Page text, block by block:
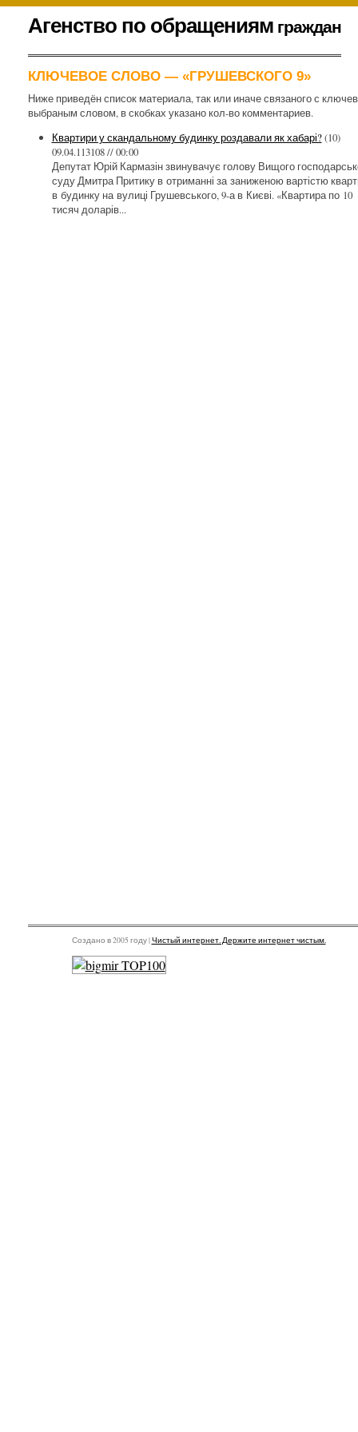
К
содержимому .
Агенство по обращениямграждан
КЛЮЧЕВОЕ СЛОВО — «ГРУШЕВСКОГО 9»
Ниже приведён список материала, так или иначе связаного с
выбраным словом, в скобках указано кол-во комментариев.
Квартири у скандальному будинку роздавали як хабарі?(10)
09.04.113108 // 00:00
Депутат Юрій Кармазін звинувачує голову Вищого
суду Дмитра Притику в отриманні за заниженою вартістю
в будинку на вулиці Грушевського, 9-а в Києві. «Квартира по 10
тисяч доларів...
Создано в 2005 году |Чистый интернет. Держите интернет чистым.